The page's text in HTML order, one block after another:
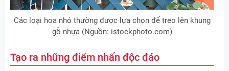
Các loại hoa nhỏ thường được lựa chọn để treo lên khung
gỗ nhựa (Nguồn: istockphoto.com)
Tạo ra những điểm nhấn độc đáo